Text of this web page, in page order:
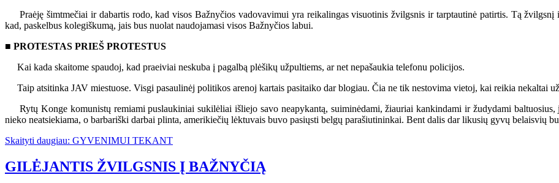
Praėję šimtmečiai ir dabartis rodo, kad visos Bažnyčios vadovavimui yra reikalingas visuotinis žvilgsnis ir tarptautinė patirtis. Tą
kad, paskelbus kolegiškumą, jais bus nuolat naudojamasi visos Bažnyčios labui.
■ PROTESTAS PRIEŠ PROTESTUS
Kai kada skaitome spaudoj, kad praeiviai neskuba į pagalbą plėšikų užpultiems, ar net nepašaukia telefonu policijos.
Taip atsitinka JAV miestuose. Visgi pasaulinėj politikos arenoj kartais pasitaiko dar blogiau. Čia ne tik nestovima vietoj, kai reikia nekaltai
Rytų Konge komunistų remiami puslaukiniai sukilėliai išliejo savo neapykantą, suiminėdami, žiauriai kankindami ir žudydami
nieko neatsiekiama, o barbariški darbai plinta, amerikiečių lėktuvais buvo pasiųsti belgų parašiutininkai. Bent dalis dar likusių gyvų belaisvių
Skaityti daugiau: GYVENIMUI TEKANT
GILĖJANTIS ŽVILGSNIS Į BAŽNYČIĄ